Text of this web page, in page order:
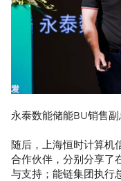
永泰数能储能BU销售
随后，上海恒时计算机
合作伙伴，分别分享了
与支持；能链集团执行